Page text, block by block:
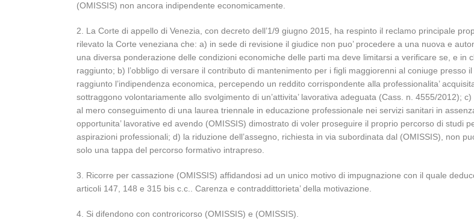
(OMISSIS) non ancora indipendente economicamente.
2. La Corte di appello di Venezia, con decreto dell’1/9 giugno 2015, ha respinto il reclamo principale
rilevato la Corte veneziana che: a) in sede di revisione il giudice non puo’ procedere a una nuova e
una diversa ponderazione delle condizioni economiche delle parti ma deve limitarsi a verificare se, e in
raggiunto; b) l’obbligo di versare il contributo di mantenimento per i figli maggiorenni al coniuge
raggiunto l’indipendenza economica, percependo un reddito corrispondente alla professionalita’
sottraggono volontariamente allo svolgimento di un’attivita’ lavorativa adeguata (Cass. n. 4555/2012);
al mero conseguimento di una laurea triennale in educazione professionale nei servizi sanitari in
opportunita’ lavorative ed avendo (OMISSIS) dimostrato di voler proseguire il proprio percorso di
aspirazioni professionali; d) la riduzione dell’assegno, richiesta in via subordinata dal (OMISSIS), non
solo una tappa del percorso formativo intrapreso.
3. Ricorre per cassazione (OMISSIS) affidandosi ad un unico motivo di impugnazione con il quale
articoli 147, 148 e 315 bis c.c.. Carenza e contraddittorieta’ della motivazione.
4. Si difendono con controricorso (OMISSIS) e (OMISSIS).